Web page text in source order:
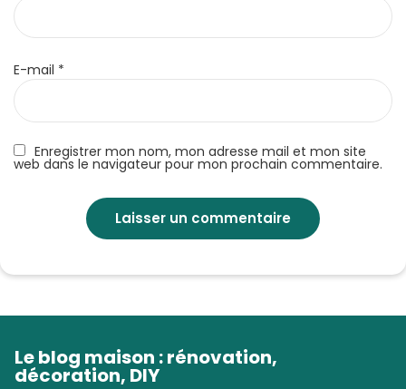
Enregistrer mon nom, mon adresse mail et mon site
web dans le navigateur pour mon prochain commentaire.
E-mail *
Le blog maison : rénovation,
décoration, DIY